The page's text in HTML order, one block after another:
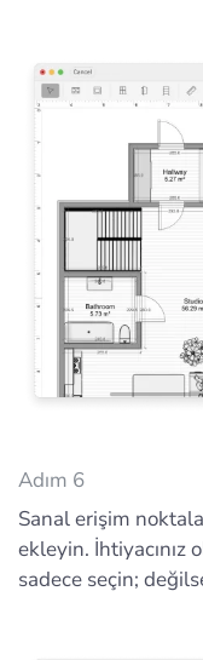
Adım 6
Sanal erişim
ekleyin. İhtiyacınız
sadece seçin;